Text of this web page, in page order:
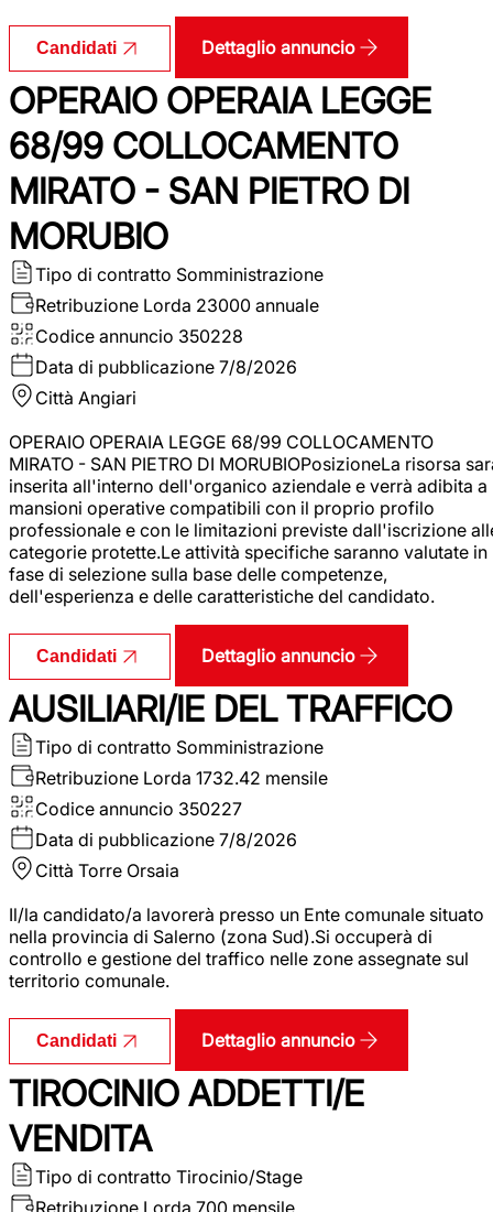
Candidati Dettaglio annuncio
OPERAIO OPERAIA LEGGE
68/99 COLLOCAMENTO
MIRATO - SAN PIETRO DI
MORUBIO
Tipo di contratto Somministrazione
Retribuzione Lorda 23000 annuale
Codice annuncio 350228
Data di pubblicazione 7/8/2026
Città Angiari
OPERAIO OPERAIA LEGGE 68/99 COLLOCAMENTO
MIRATO - SAN PIETRO DI MORUBIOPosizioneLa risorsa
inserita all'interno dell'organico aziendale e verrà adibita a
mansioni operative compatibili con il proprio profilo
professionale e con le limitazioni previste dall'iscrizione
categorie protette.Le attività specifiche saranno valutate in
fase di selezione sulla base delle competenze,
dell'esperienza e delle caratteristiche del candidato.
Candidati Dettaglio annuncio
AUSILIARI/IE DEL TRAFFICO
Tipo di contratto Somministrazione
Retribuzione Lorda 1732.42 mensile
Codice annuncio 350227
Data di pubblicazione 7/8/2026
Città Torre Orsaia
Il/la candidato/a lavorerà presso un Ente comunale situato
nella provincia di Salerno (zona Sud).Si occuperà di
controllo e gestione del traffico nelle zone assegnate sul
territorio comunale.
Candidati Dettaglio annuncio
TIROCINIO ADDETTI/E
VENDITA
Tipo di contratto Tirocinio/Stage
Retribuzione Lorda 700 mensile